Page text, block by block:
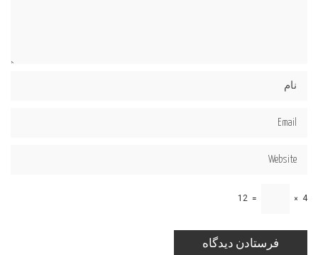
4
×
=
12